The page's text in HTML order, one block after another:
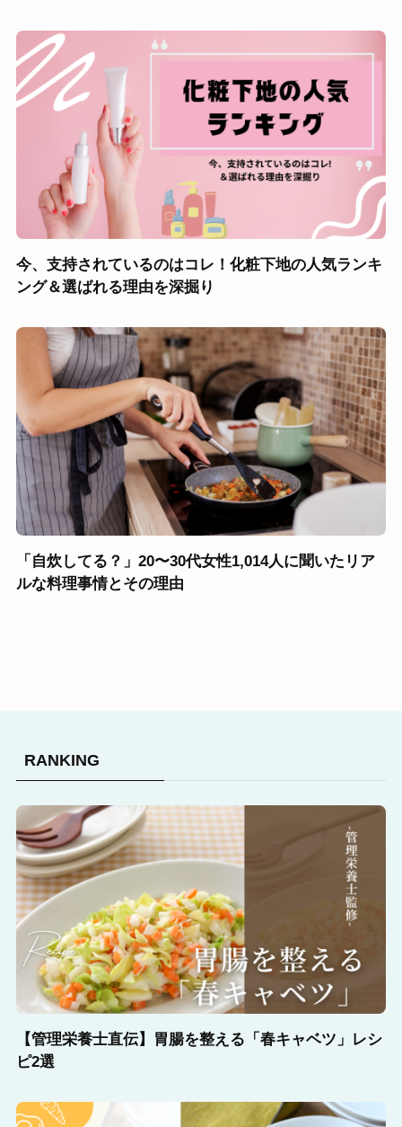
今、支持されているのはコレ！化粧下地の人気ランキ
ング＆選ばれる理由を深掘り
「自炊してる？」20〜30代女性1,014人に聞いたリア
ルな料理事情とその理由
RANKING
【管理栄養士直伝】胃腸を整える「春キャベツ」レシ
ピ2選